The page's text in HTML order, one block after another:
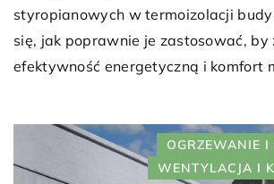
styropianowych w termoizolacji
się, jak poprawnie je zastosować, by
efektywność energetyczną i komfort
OGRZEWANIE
WENTYLACJA I